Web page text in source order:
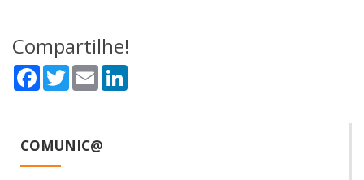
Compartilhe!
Facebook
TwitterEmail
COMUNIC@